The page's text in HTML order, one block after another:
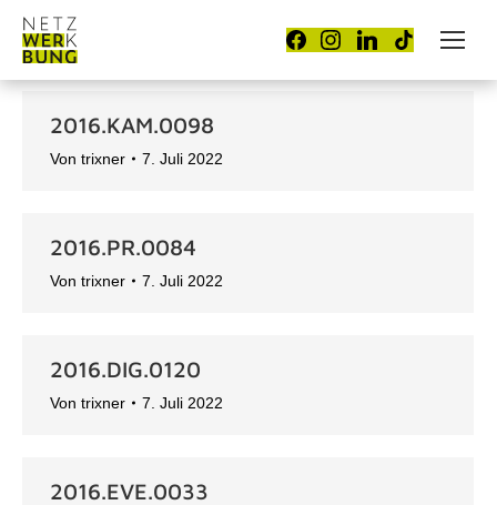
2016.KAM.0098
Von trixner 7. Juli 2022
2016.PR.0084
Von trixner 7. Juli 2022
2016.DIG.0120
Von trixner 7. Juli 2022
2016.EVE.0033